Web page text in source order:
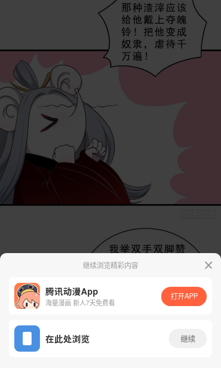
App免费看
继续浏览精彩内容
腾讯动漫App
海量漫画 新人7天免费看
打开APP
在此处浏览 继续